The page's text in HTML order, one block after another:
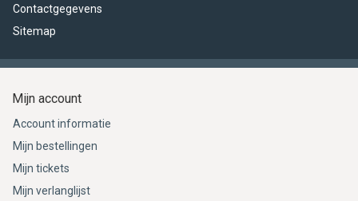
Contactgegevens
Sitemap
Mijn account
Account informatie
Mijn bestellingen
Mijn tickets
Mijn verlanglijst